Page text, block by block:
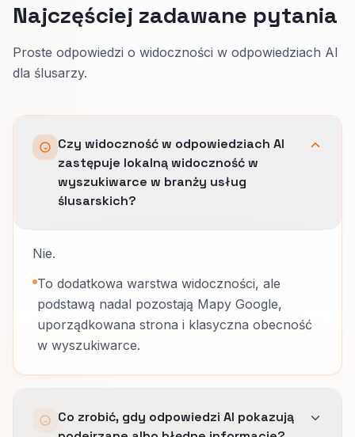
Najczęściej zadawane pytania
Proste odpowiedzi o widoczności w odpowiedziach AI
dla ślusarzy.
Czy widoczność w odpowiedziach AI
zastępuje lokalną widoczność w
wyszukiwarce w branży usług
ślusarskich?
Nie.
To dodatkowa warstwa widoczności, ale
podstawą nadal pozostają Mapy Google,
uporządkowana strona i klasyczna obecność
w wyszukiwarce.
Co zrobić, gdy odpowiedzi AI pokazują